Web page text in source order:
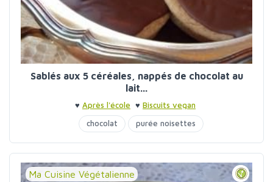
Sablés aux 5 céréales, nappés de chocolat au
lait...
♥ Après l'école ♥ Biscuits vegan
chocolat
purée noisettes
Ma Cuisine Végétalienne